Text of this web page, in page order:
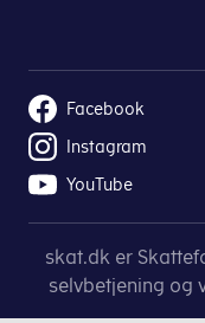
Facebook
Instagram
YouTube
skat.dk er
selvbetjening og